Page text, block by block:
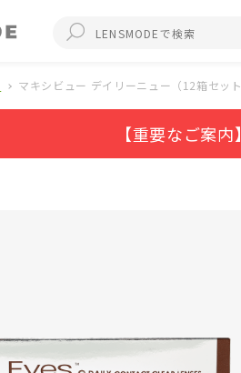
マキシビュー デイリーニュー（12箱セット
【重要なご案